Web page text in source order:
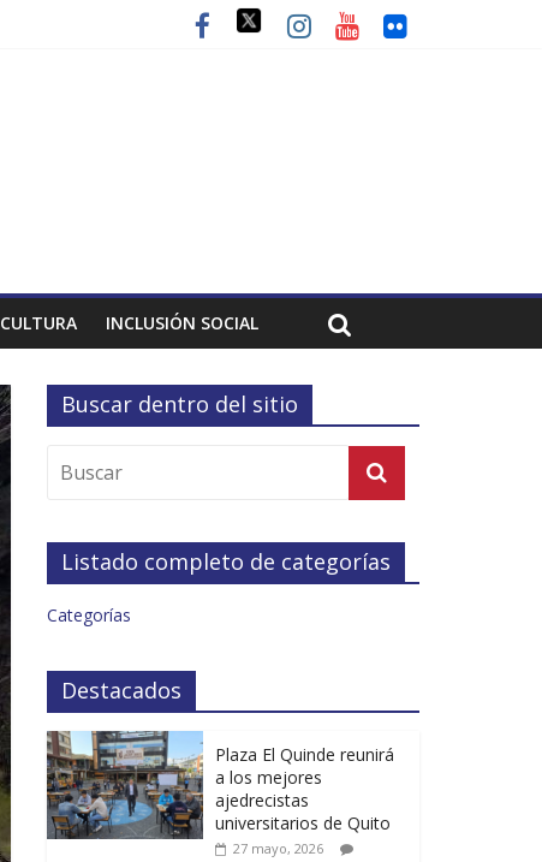
CULTURA INCLUSIÓN SOCIAL
Buscar dentro del sitio
Listado completo de categorías
Categorías
Destacados
Plaza El Quinde reunirá
a los mejores
ajedrecistas
universitarios de Quito
27 mayo, 2026